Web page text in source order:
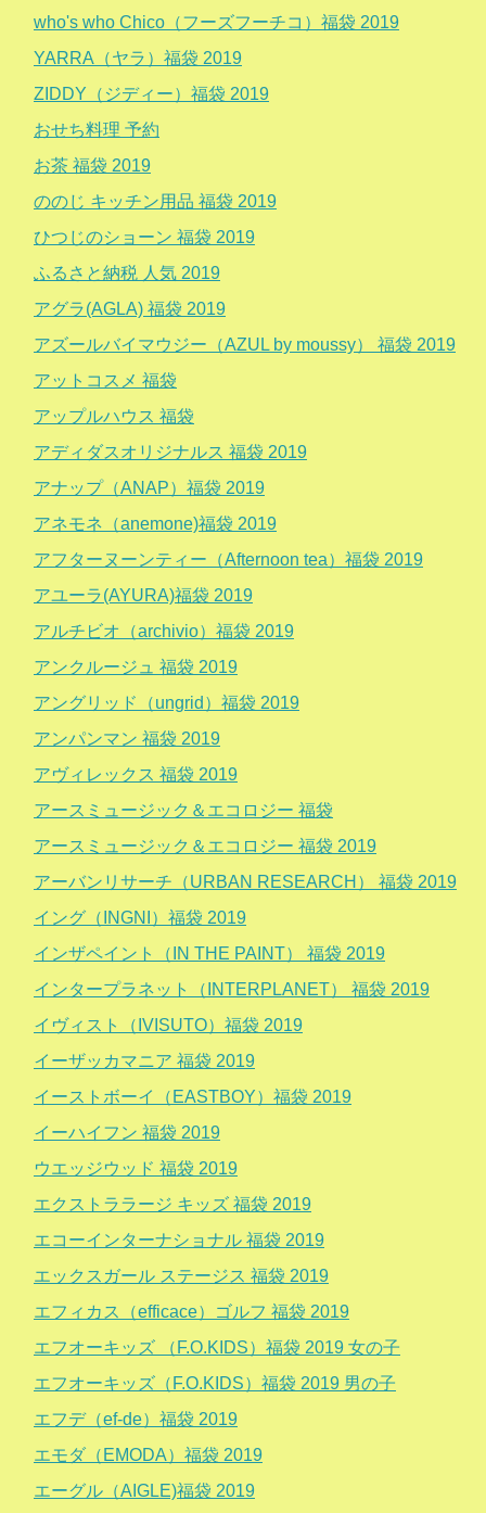
who's who Chico（フーズフーチコ）福袋 2019
YARRA（ヤラ）福袋 2019
ZIDDY（ジディー）福袋 2019
おせち料理 予約
お茶 福袋 2019
ののじ キッチン用品 福袋 2019
ひつじのショーン 福袋 2019
ふるさと納税 人気 2019
アグラ(AGLA) 福袋 2019
アズールバイマウジー（AZUL by moussy） 福袋 2019
アットコスメ 福袋
アップルハウス 福袋
アディダスオリジナルス 福袋 2019
アナップ（ANAP）福袋 2019
アネモネ（anemone)福袋 2019
アフターヌーンティー（Afternoon tea）福袋 2019
アユーラ(AYURA)福袋 2019
アルチビオ（archivio）福袋 2019
アンクルージュ 福袋 2019
アングリッド（ungrid）福袋 2019
アンパンマン 福袋 2019
アヴィレックス 福袋 2019
アースミュージック＆エコロジー 福袋
アースミュージック＆エコロジー 福袋 2019
アーバンリサーチ（URBAN RESEARCH） 福袋 2019
イング（INGNI）福袋 2019
インザペイント（IN THE PAINT） 福袋 2019
インタープラネット（INTERPLANET） 福袋 2019
イヴィスト（IVISUTO）福袋 2019
イーザッカマニア 福袋 2019
イーストボーイ（EASTBOY）福袋 2019
イーハイフン 福袋 2019
ウエッジウッド 福袋 2019
エクストララージ キッズ 福袋 2019
エコーインターナショナル 福袋 2019
エックスガール ステージス 福袋 2019
エフィカス（efficace）ゴルフ 福袋 2019
エフオーキッズ （F.O.KIDS）福袋 2019 女の子
エフオーキッズ（F.O.KIDS）福袋 2019 男の子
エフデ（ef-de）福袋 2019
エモダ（EMODA）福袋 2019
エーグル（AIGLE)福袋 2019